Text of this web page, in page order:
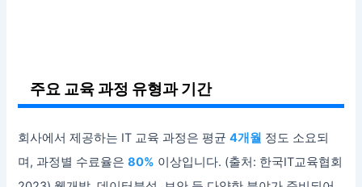
주요 교육 과정 유형과 기간
회사에서 제공하는 IT 교육 과정은 평균4개월 정도 소요되
며, 과정별 수료율은80% 이상입니다. (출처: 한국IT교육협회